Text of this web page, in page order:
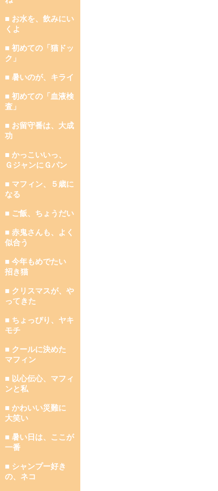
■ お水を、飲みにい
くよ
■ 初めての「猫ドッ
ク」
■ 暑いのが、キライ
■ 初めての「血液検
査」
■ お留守番は、大成
功
■ かっこいいっ、
ＧジャンにＧパン
■ マフィン、５歳に
なる
■ ご飯、ちょうだい
■ 赤鬼さんも、よく
似合う
■ 今年もめでたい
招き猫
■ クリスマスが、や
ってきた
■ ちょっぴり、ヤキ
モチ
■ クールに決めた
マフィン
■ 以心伝心、マフィ
ンと私
■ かわいい災難に
大笑い
■ 暑い日は、ここが
一番
■ シャンプー好き
の、ネコ